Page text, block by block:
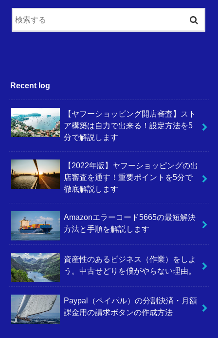
Recent log
【ヤフーショッピング開店審査】スト
ア構築は自力で出来る！設定方法を5
分で解説します
【2022年版】ヤフーショッピングの出
店審査を通す！重要ポイントを5分で
徹底解説します
Amazonエラーコード5665の最短解決
方法と手順を解説します
資産性のあるビジネス（作業）をしよ
う。中古せどりを僕がやらない理由。
Paypal（ペイパル）の分割決済・月額
課金用の請求ボタンの作成方法